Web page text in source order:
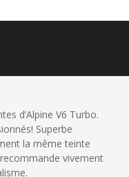
d’Alpine V6 Turbo.
Superbe
la même teinte
vivement